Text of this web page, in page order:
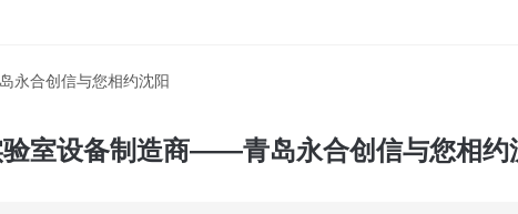
永合创信与您相约沈阳
室设备制造商——青岛永合创信与您相约